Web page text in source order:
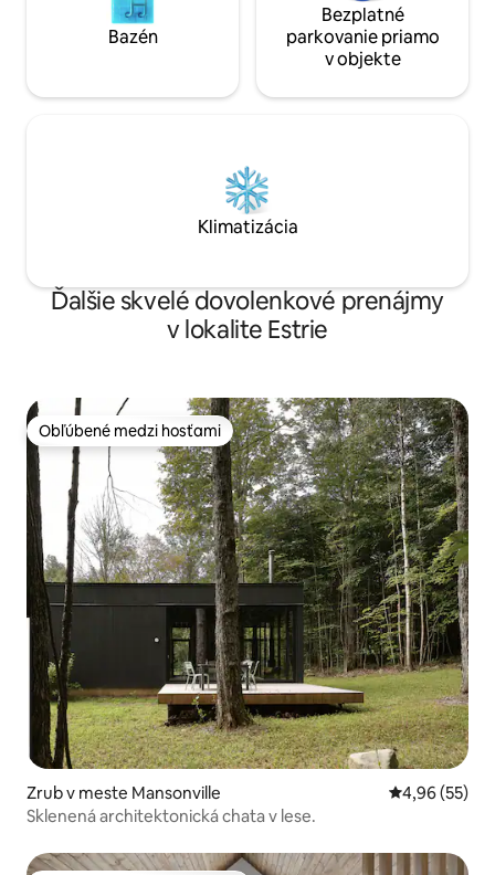
Bazén
Bezplatné
parkovanie priamo
v objekte
Klimatizácia
Ďalšie skvelé dovolenkové prenájmy
v lokalite Estrie
Obľúbené medzi hosťami
Obľúbené medzi hosťami
Zrub v meste Mansonville Priemerné
4,96 (55)
Sklenená architektonická chata v lese.